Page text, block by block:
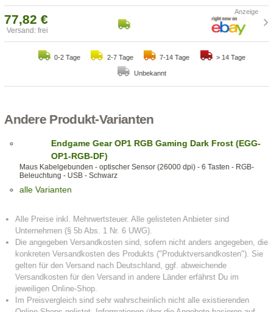
77,82 €
Versand: frei
0-2 Tage 2-7 Tage 7-14 Tage > 14 Tage
Unbekannt
Andere Produkt-Varianten
Endgame Gear OP1 RGB Gaming Dark Frost (EGG-
OP1-RGB-DF)
Maus Kabelgebunden - optischer Sensor (26000 dpi) - 6 Tasten - RGB-
Beleuchtung - USB - Schwarz
alle Varianten